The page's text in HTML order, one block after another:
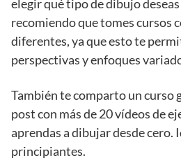
elegir qué tipo de dibujo
recomiendo que tomes cursos
diferentes, ya que esto te
perspectivas y enfoques
También te comparto un curso
post con más de 20 vídeos de
aprendas a dibujar desde cero.
principiantes.